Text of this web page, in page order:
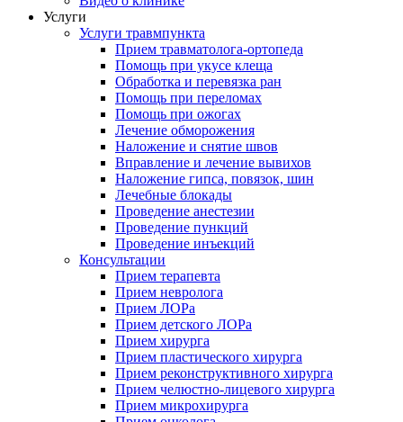
Услуги
Услуги травмпункта
Прием травматолога-ортопеда
Помощь при укусе клеща
Обработка и перевязка ран
Помощь при переломах
Помощь при ожогах
Лечение обморожения
Наложение и снятие швов
Вправление и лечение вывихов
Наложение гипса, повязок, шин
Лечебные блокады
Проведение анестезии
Проведение пункций
Проведение инъекций
Консультации
Прием терапевта
Прием невролога
Прием ЛОРа
Прием детского ЛОРа
Прием хирурга
Прием пластического хирурга
Прием реконструктивного хирурга
Прием челюстно-лицевого хирурга
Прием микрохирурга